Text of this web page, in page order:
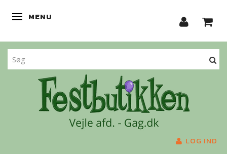
SKIFTE NAVIGATION
MENU
LOG IND